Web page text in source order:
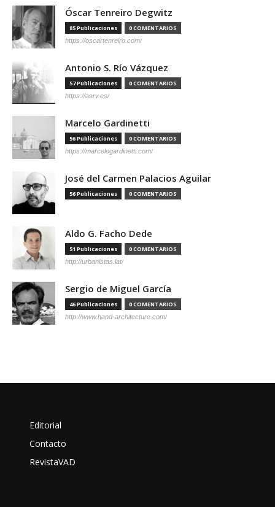
Óscar Tenreiro Degwitz
85 Publicaciones 0 COMENTARIOS
https://oscartenreiro.com/
Antonio S. Río Vázquez
57 Publicaciones 0 COMENTARIOS
https://asrv.es/
Marcelo Gardinetti
56 Publicaciones 0 COMENTARIOS
https://marcelogardinetti.com/
José del Carmen Palacios Aguilar
56 Publicaciones 0 COMENTARIOS
Aldo G. Facho Dede
51 Publicaciones 0 COMENTARIOS
http://urbanistas.lat/
Sergio de Miguel García
46 Publicaciones 0 COMENTARIOS
http://www.hand-architecture.com/
Editorial
Contacto
RevistaVAD